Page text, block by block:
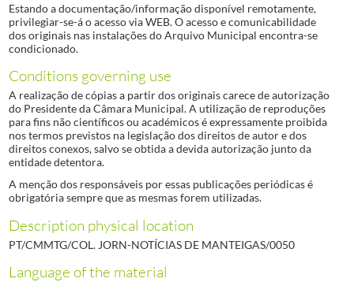
Estando a documentação/informação disponível remotamente,
privilegiar-se-á o acesso via WEB. O acesso e comunicabilidade
dos originais nas instalações do Arquivo Municipal encontra-se
condicionado.
Conditions governing use
A realização de cópias a partir dos originais carece de autorização
do Presidente da Câmara Municipal. A utilização de reproduções
para fins não científicos ou académicos é expressamente proibida
nos termos previstos na legislação dos direitos de autor e dos
direitos conexos, salvo se obtida a devida autorização junto da
entidade detentora.
A menção dos responsáveis por essas publicações periódicas é
obrigatória sempre que as mesmas forem utilizadas.
Description physical location
PT/CMMTG/COL. JORN-NOTÍCIAS DE MANTEIGAS/0050
Language of the material